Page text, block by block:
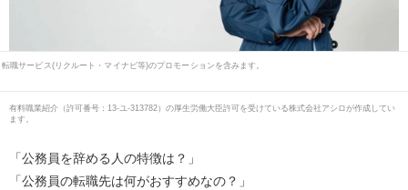
転職サービス(リクルート・マイナビ等)のプロモーションを含みます。
有料職業紹介（許可番号：13-ユ-313782）の厚生労働大臣許可を受けている株式会社アシロが作成してい
ます。
「公務員を辞める人の特徴は？」
「公務員の転職先は何がおすすめなの？」